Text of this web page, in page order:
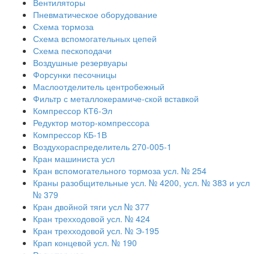
Вентиляторы
Пневматическое оборудование
Схема тормоза
Схема вспомогательных цепей
Схема пескоподачи
Воздушные резервуары
Форсунки песочницы
Маслоотделитель центробежный
Фильтр с металлокерамиче-ской вставкой
Компрессор КТ6-Эл
Редуктор мотор-компрессора
Компрессор КБ-1В
Воздухораспределитель 270-005-1
Кран машиниста усл
Кран вспомогательного тормоза усл. № 254
Краны разобщительные усл. № 4200, усл. № 383 и усл
№ 379
Кран двойной тяги усл № 377
Кран трехходовой усл. № 424
Кран трехходовой усл. № Э-195
Крап концевой усл. № 190